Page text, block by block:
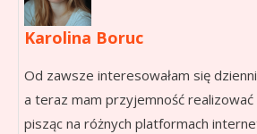
Karolina Boruc
Od zawsze interesowałam się
a teraz mam przyjemność realizować
pisząc na różnych platformach